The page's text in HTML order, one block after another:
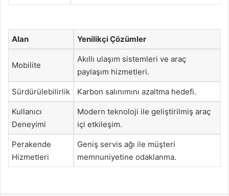
Alan Yenilikçi Çözümler
Mobilite
Akıllı ulaşım sistemleri ve araç
paylaşım hizmetleri.
Sürdürülebilirlik Karbon salınımını azaltma hedefi.
Kullanıcı
Deneyimi
Modern teknoloji ile geliştirilmiş araç
içi etkileşim.
Perakende
Hizmetleri
Geniş servis ağı ile müşteri
memnuniyetine odaklanma.